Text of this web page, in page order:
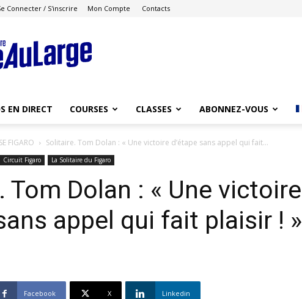
Connecter / S'inscrire Mon Compte Contacts
Course
au
Large
EN DIRECT COURSES CLASSES ABONNEZ-VOUS
FIGARO Solitaire. Tom Dolan : « Une victoire d’étape sans appel qui fait...
Circuit Figaro La Solitaire du Figaro
Tom Dolan : « Une victoire
appel qui fait plaisir ! »
Facebook X Linkedin